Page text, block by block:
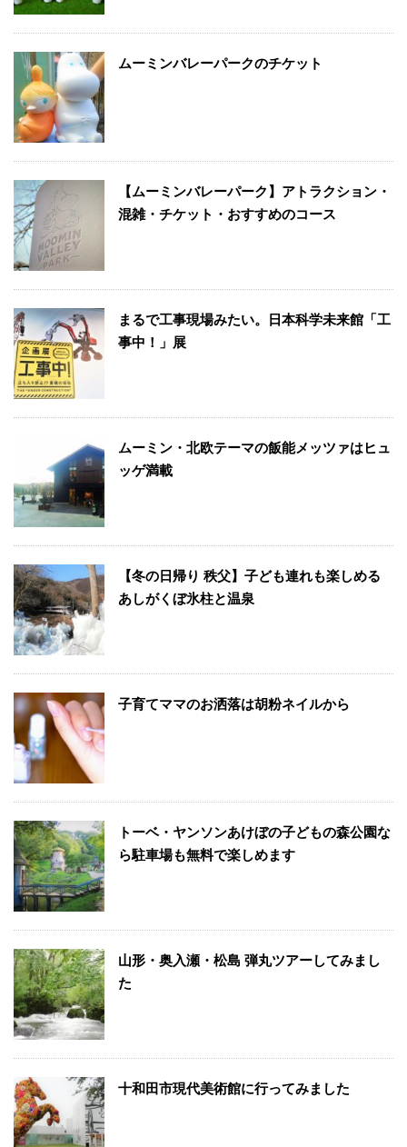
ムーミンバレーパークのチケット
【ムーミンバレーパーク】アトラクション・
混雑・チケット・おすすめのコース
まるで工事現場みたい。日本科学未来館「工
事中！」展
ムーミン・北欧テーマの飯能メッツァはヒュ
ッゲ満載
【冬の日帰り 秩父】子ども連れも楽しめる
あしがくぼ氷柱と温泉
子育てママのお洒落は胡粉ネイルから
トーベ・ヤンソンあけぼの子どもの森公園な
ら駐車場も無料で楽しめます
山形・奥入瀬・松島 弾丸ツアーしてみまし
た
十和田市現代美術館に行ってみました